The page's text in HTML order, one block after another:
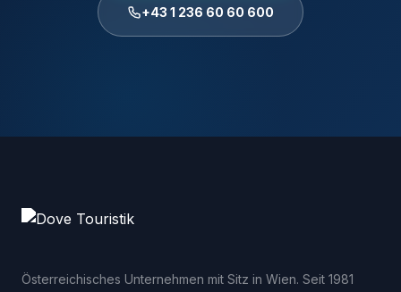
+43 1 236 60 60 600
Österreichisches Unternehmen mit Sitz in Wien. Seit 1981